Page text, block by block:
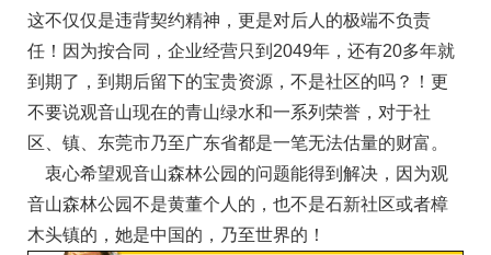
这不仅仅是违背契约精神，更是对后人的极端不负责
任！因为按合同，企业经营只到2049年，还有20多年就
到期了，到期后留下的宝贵资源，不是社区的吗？！更
不要说观音山现在的青山绿水和一系列荣誉，对于社
区、镇、东莞市乃至广东省都是一笔无法估量的财富。
衷心希望观音山森林公园的问题能得到解决，因为观
音山森林公园不是黄董个人的，也不是石新社区或者樟
木头镇的，她是中国的，乃至世界的！